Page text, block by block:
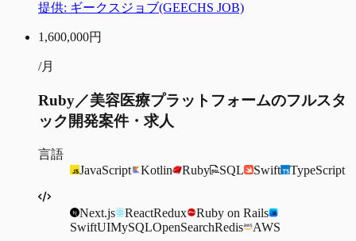
提供: ギークスジョブ(GEECHS JOB)
1,600,000円
/月
Ruby／美容医療プラットフォームのフルスタ
ック開発案件・求人
言語
JavaScript
Kotlin Ruby SQL Swift TypeScript
Next.js ReactRedux
Ruby on Rails
SwiftUIMySQLOpenSearchRedis AWS